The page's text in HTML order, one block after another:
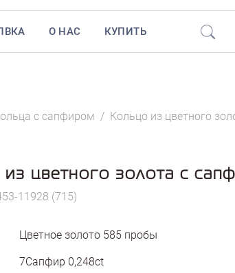
О НАС КУПИТЬ
с сапфиром / Кольцо из цветного
цветного золота с
11928 (715)
Цветное золото 585 пробы
7Сапфир 0,248ct